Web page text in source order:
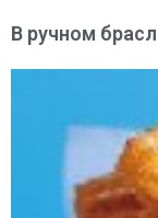
В ручном